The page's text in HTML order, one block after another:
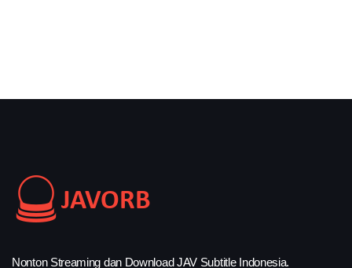
Nonton Streaming dan Download JAV Subtitle Indonesia.